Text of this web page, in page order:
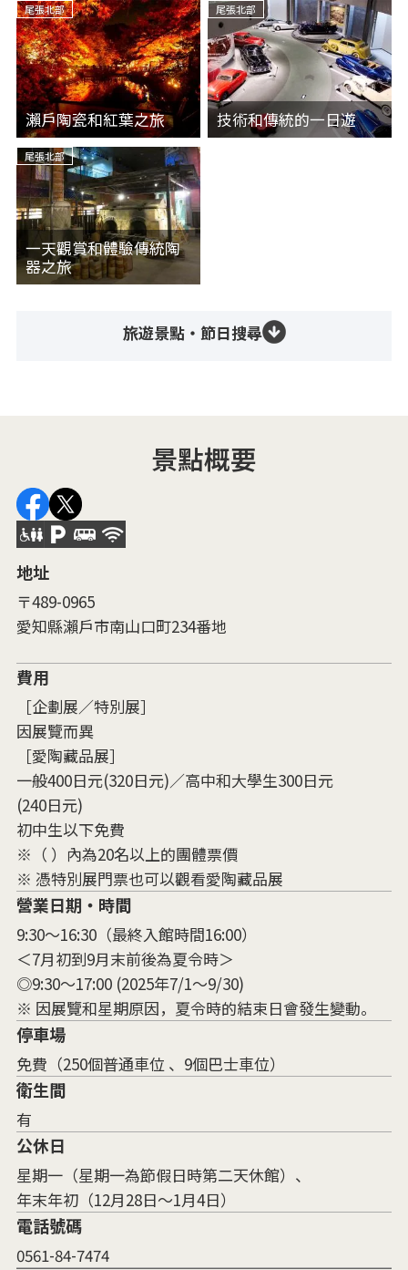
尾張北部
瀨戶陶瓷和紅葉之旅
尾張北部
技術和傳統的一日遊
尾張北部
一天觀賞和體驗傳統陶
器之旅
旅遊景點・節日搜尋
景點概要
地址
〒489-0965
愛知縣瀨戶市南山口町234番地
費用
［企劃展／特別展］
因展覽而異
［愛陶藏品展］
一般400日元(320日元)／高中和大學生300日元
(240日元)
初中生以下免費
※（ ）內為20名以上的團體票價
※ 憑特別展門票也可以觀看愛陶藏品展
營業日期・時間
9:30～16:30（最終入館時間16:00）
＜7月初到9月末前後為夏令時＞
◎9:30～17:00 (2025年7/1～9/30)
※ 因展覽和星期原因，夏令時的結束日會發生變動。
停車場
免費（250個普通車位 、9個巴士車位）
衛生間
有
公休日
星期一（星期一為節假日時第二天休館）、
年末年初（12月28日～1月4日）
電話號碼
0561-84-7474